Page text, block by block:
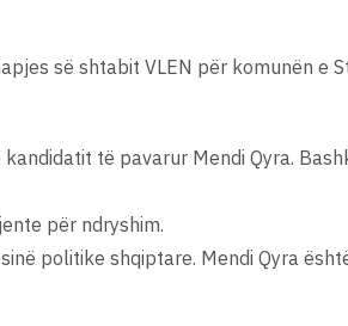
së shtabit VLEN për komunën e
të pavarur Mendi Qyra.
për ndryshim.
politike shqiptare. Mendi Qyra